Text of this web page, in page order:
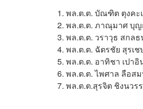
พล.ต.ต. บัณฑิต ตุงคะ
พล.ต.ต. ภาณุมาศ บุ
พล.ต.ต. วราวุธ สกล
พล.ต.ต. ฉัตรชัย สุรเ
พล.ต.ต. อาทิชา เปา
พล.ต.ต. ไพศาล ลือส
พล.ต.ต.สุรจิต ชิงนวร